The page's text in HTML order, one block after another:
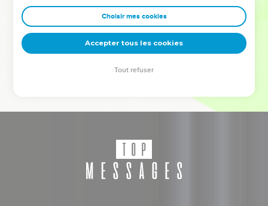
clés pour avancer avec plus de sagesse afin que leurs erreurs
deviennent vos tremplins. Que vous guidiez un ministère, une
équipe, un groupe ou une famille, leur expérience est faite
pour vous.
Choisir mes cookies
Accepter tous les cookies
Tout refuser